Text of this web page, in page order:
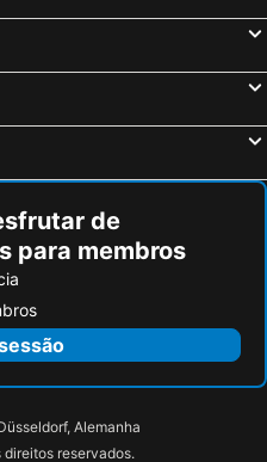
Crystal Waters
Avalon Palace Hotel
TRYP by Wyndham Corfu Dassia
Rodostamo Hotel & Spa
Grecotel Daphnila Bay
Emelisse Nature Resort
Studios Vrionis Panoramic Sunset
de
para membros
Alemanha
reservados.